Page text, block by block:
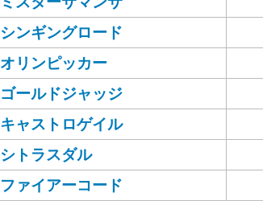
シンギングロード
オリンピッカー
ゴールドジャッジ
キャストロゲイル
シトラスダル
ファイアーコード